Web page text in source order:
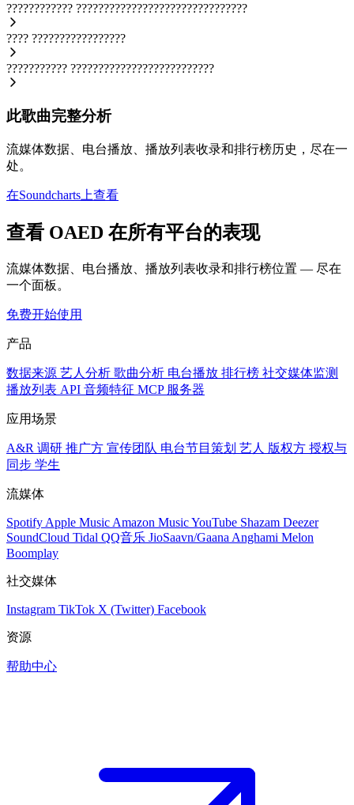
???????????? ???????????????????????????????
???? ?????????????????
??????????? ??????????????????????????
此歌曲完整分析
流媒体数据、电台播放、播放列表收录和排行榜历史，尽在一
处。
在Soundcharts上查看
查看 OAED 在所有平台的表现
流媒体数据、电台播放、播放列表收录和排行榜位置 — 尽在
一个面板。
免费开始使用
产品
数据来源 艺人分析 歌曲分析 电台播放 排行榜 社交媒体监测
播放列表 API 音频特征 MCP 服务器
应用场景
A&R 调研 推广方 宣传团队 电台节目策划 艺人 版权方 授权与
同步 学生
流媒体
Spotify Apple Music Amazon MusicYouTube Shazam Deezer
SoundCloud Tidal QQ音乐 JioSaavn/Gaana Anghami Melon
Boomplay
社交媒体
Instagram TikTok X (Twitter) Facebook
资源
帮助中心